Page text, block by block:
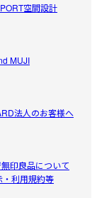
空間設計
MUJI
法人のお客様へ
無印良品について
利用規約等